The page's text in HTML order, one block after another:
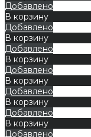
Добавлено
В корзину
Добавлено
В корзину
Добавлено
В корзину
Добавлено
В корзину
Добавлено
В корзину
Добавлено
В корзину
Добавлено